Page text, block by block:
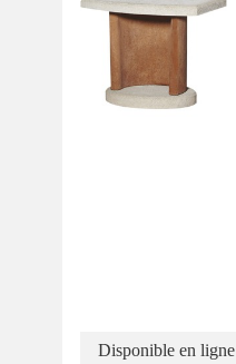
Disponible en ligne